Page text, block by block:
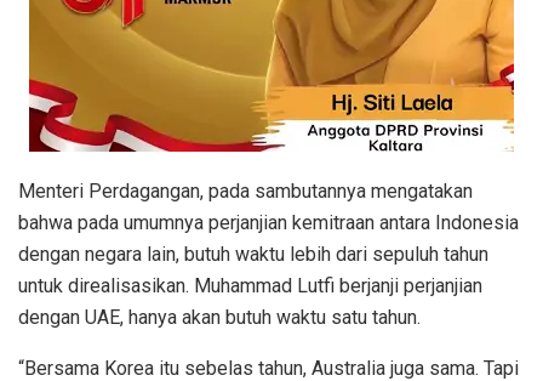
Menteri Perdagangan, pada sambutannya mengatakan
bahwa pada umumnya perjanjian kemitraan antara Indonesia
dengan negara lain, butuh waktu lebih dari sepuluh tahun
untuk direalisasikan. Muhammad Lutfi berjanji perjanjian
dengan UAE, hanya akan butuh waktu satu tahun.
“Bersama Korea itu sebelas tahun, Australia juga sama. Tapi